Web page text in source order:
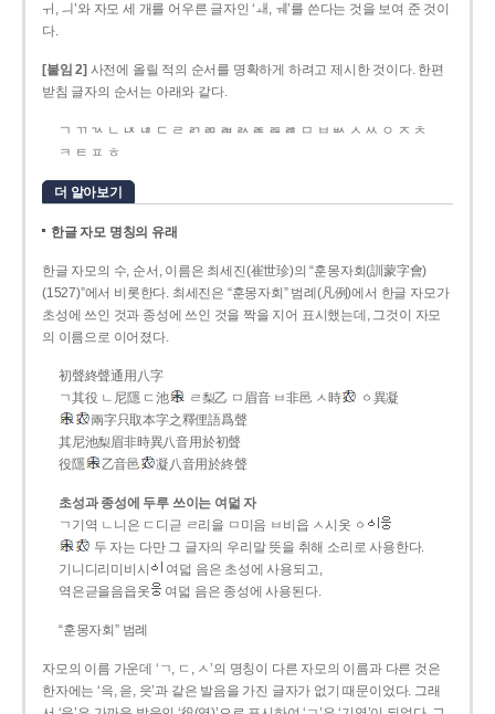
ㅟ, ㅢ’와 자모 세 개를 어우른 글자인 ‘ㅙ, ㅞ’를 쓴다는 것을 보여 준 것이
다.
[붙임 2] 사전에 올릴 적의 순서를 명확하게 하려고 제시한 것이다. 한편
받침 글자의 순서는 아래와 같다.
ㄱ ㄲ ㄳ ㄴ ㄵ ㄶ ㄷ ㄹ ㄺ ㄻ ㄼ ㄽ ㄾ ㄿ ㅀ ㅁ ㅂ ㅄ ㅅ ㅆ ㅇ ㅈ ㅊ
ㅋ ㅌ ㅍ ㅎ
더 알아보기
한글 자모 명칭의 유래
한글 자모의 수, 순서, 이름은 최세진(崔世珍)의 “훈몽자회(訓蒙字會)
(1527)”에서 비롯한다. 최세진은 “훈몽자회” 범례(凡例)에서 한글 자모가
초성에 쓰인 것과 종성에 쓰인 것을 짝을 지어 표시했는데, 그것이 자모
의 이름으로 이어졌다.
初聲終聲通用八字
ㄱ其役 ㄴ尼隱 ㄷ池
ㄹ梨乙 ㅁ眉音 ㅂ非邑 ㅅ時
ㆁ異凝
兩字只取本字之釋俚語爲聲
其尼池梨眉非時異八音用於初聲
役隱
乙音邑 凝八音用於終聲
초성과 종성에 두루 쓰이는 여덟 자
ㄱ기역 ㄴ니은 ㄷ디귿 ㄹ리을 ㅁ미음 ㅂ비읍 ㅅ시옷 ㆁ
두 자는 다만 그 글자의 우리말 뜻을 취해 소리로 사용한다.
기니디리미비시
여덟 음은 초성에 사용되고,
역은귿을음읍옷
여덟 음은 종성에 사용된다.
“훈몽자회” 범례
자모의 이름 가운데 ‘ㄱ, ㄷ, ㅅ’의 명칭이 다른 자모의 이름과 다른 것은
한자에는 ‘윽, 읃, 읏’과 같은 발음을 가진 글자가 없기 때문이었다. 그래